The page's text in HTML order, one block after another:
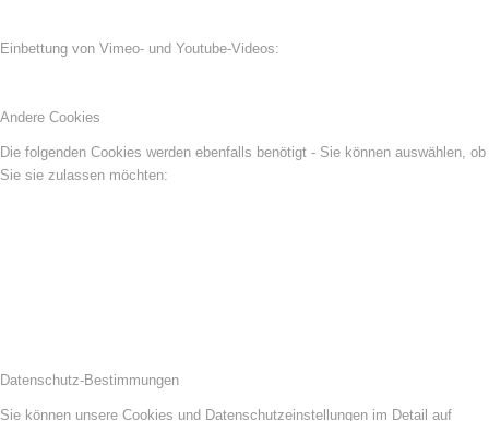
Einbettung von Vimeo- und Youtube-Videos:
Andere Cookies
Die folgenden Cookies werden ebenfalls benötigt - Sie können auswählen, ob
Sie sie zulassen möchten:
Datenschutz-Bestimmungen
Sie können unsere Cookies und Datenschutzeinstellungen im Detail auf